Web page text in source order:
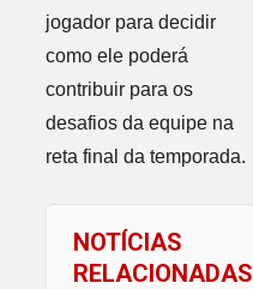
jogador para decidir
como ele poderá
contribuir para os
desafios da equipe na
reta final da temporada.
NOTÍCIAS
RELACIONADAS